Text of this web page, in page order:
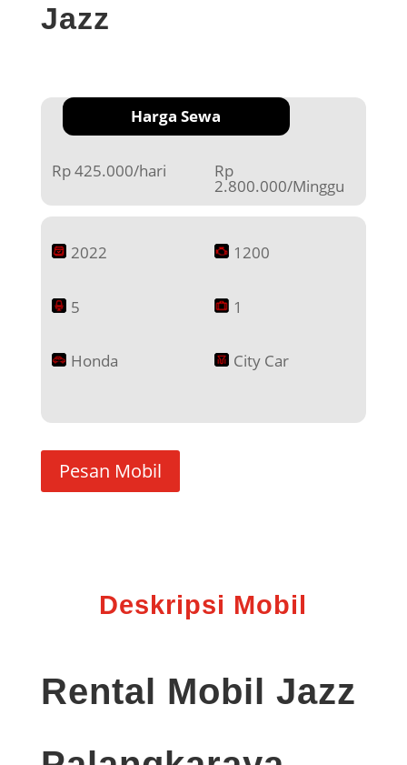
Jazz
Harga Sewa
Rp 425.000/hari Rp
2.800.000/Minggu
2022 1200
5 1
Honda City Car
Pesan Mobil
Deskripsi Mobil
Rental Mobil Jazz